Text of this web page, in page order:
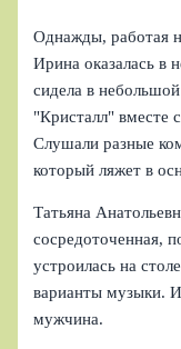
Однажды, работая
Ирина оказалась в
сидела в
"Кристалл" вместе
Слушали разные
который ляжет в
Татьяна
сосредоточенная,
устроилась на
варианты музыки.
мужчина.